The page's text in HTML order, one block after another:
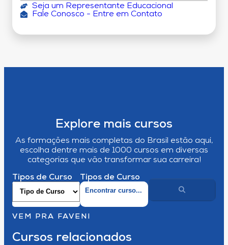
Seja um Representante Educacional
Fale Conosco - Entre em Contato
Explore mais cursos
As formações mais completas do Brasil estão aqui,
escolha dentre mais de 1000 cursos em diversas
categorias que vão transformar sua carreira!
Tipos de Curso Tipos de Curso
VEM PRA FAVENI
Cursos relacionados